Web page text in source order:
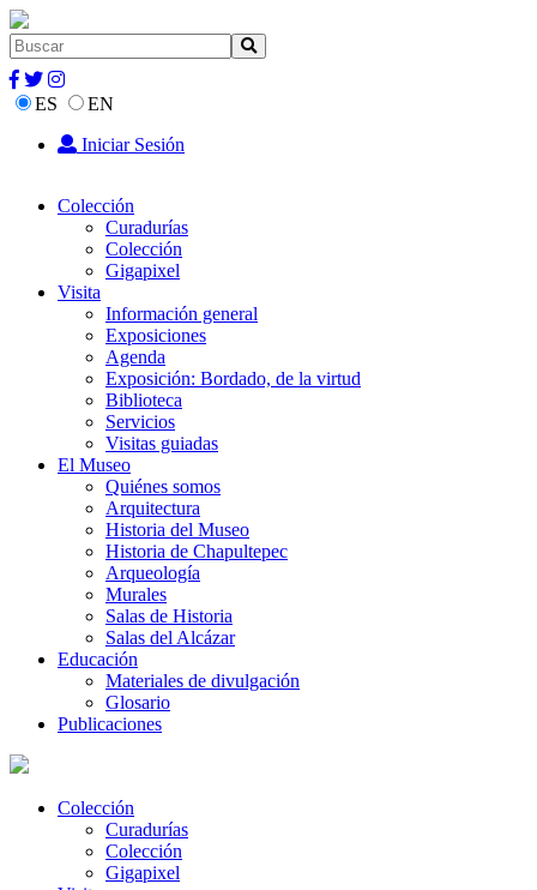
ES
EN
Iniciar Sesión
Colección
Curadurías
Colección
Gigapixel
Visita
Información general
Exposiciones
Agenda
Exposición: Bordado, de la virtud
Biblioteca
Servicios
Visitas guiadas
El Museo
Quiénes somos
Arquitectura
Historia del Museo
Historia de Chapultepec
Arqueología
Murales
Salas de Historia
Salas del Alcázar
Educación
Materiales de divulgación
Glosario
Publicaciones
Colección
Curadurías
Colección
Gigapixel